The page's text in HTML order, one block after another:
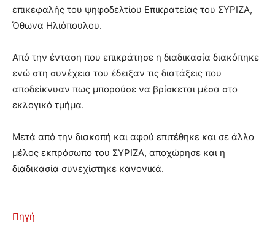
επικεφαλής του ψηφοδελτίου Επικρατείας του ΣΥΡΙΖΑ,
Όθωνα Ηλιόπουλου.
Από την ένταση που επικράτησε η διαδικασία διακόπηκε
ενώ στη συνέχεια του έδειξαν τις διατάξεις που
αποδείκνυαν πως μπορούσε να βρίσκεται μέσα στο
εκλογικό τμήμα.
Μετά από την διακοπή και αφού επιτέθηκε και σε άλλο
μέλος εκπρόσωπο του ΣΥΡΙΖΑ, αποχώρησε και η
διαδικασία συνεχίστηκε κανονικά.
Πηγή